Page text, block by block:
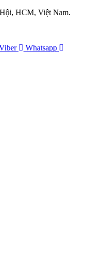
HCM, Việt Nam.
Whatsapp